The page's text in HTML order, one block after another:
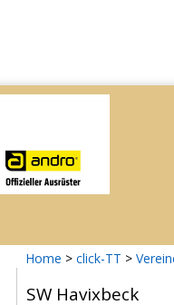
Home > click-TT >
SW Havixbeck